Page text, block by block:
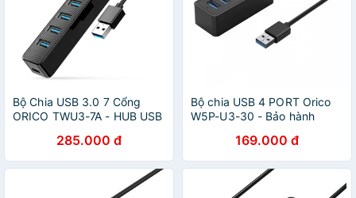
Bộ Chia USB 3.0 7 Cổng
ORICO TWU3-7A - HUB USB
285.000 đ
Bộ chia USB 4 PORT Orico
W5P-U3-30 - Bảo hành
169.000 đ